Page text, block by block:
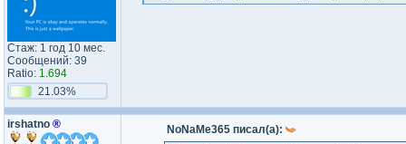
Стаж: 1 год 10 мес.
Сообщений: 39
Ratio: 1.694
21.03%
irshatno ® NoNaMe365 писал(а):